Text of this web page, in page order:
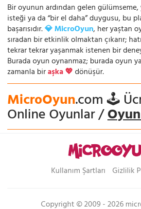
Bir oyunun ardından gelen
isteği ya da “bir el daha” duygusu, bu
başarısıdır.💎 MicroOyun, her yaştan
sıradan bir etkinlik olmaktan çıkarır;
tekrar tekrar yaşanmak istenen bir
Burada oyun oynanmaz; burada oyun
zamanla biraşka 💖dönüşür.
MicroOyun.com 🕹️
Online Oyunlar /
Kullanım Şartları Gizlilik
Copyright © 2009 - 2026